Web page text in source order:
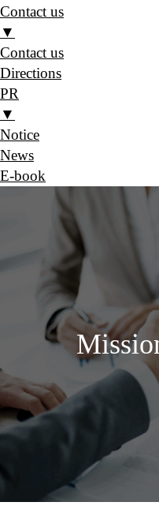
Contact us
▼
Contact us
Directions
PR
▼
Notice
News
E-book